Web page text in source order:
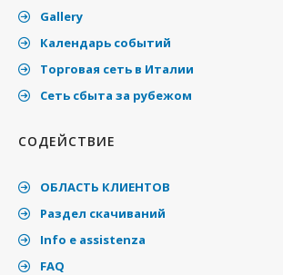
Gallery
Календарь событий
Торговая сеть в Италии
Cеть сбыта за рубежом
СОДЕЙСТВИЕ
ОБЛАСТЬ КЛИЕНТОВ
Раздел скачиваний
Info e assistenza
FAQ